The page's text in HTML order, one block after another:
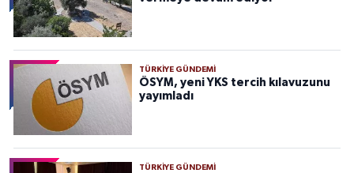
TÜRKIYE GÜNDEMI
ÖSYM, yeni YKS tercih kılavuzunu
yayımladı
TÜRKIYE GÜNDEMI